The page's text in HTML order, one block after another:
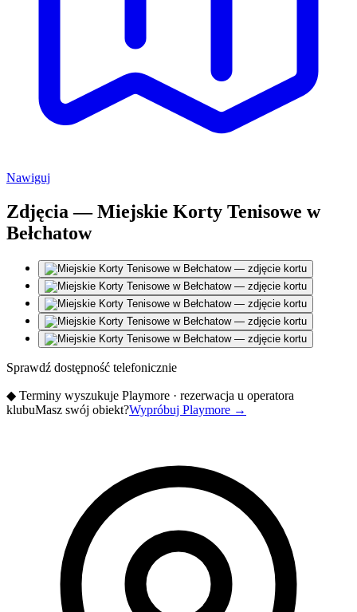
Nawiguj
Zdjęcia — Miejskie Korty Tenisowe w
Bełchatow
Sprawdź dostępność telefonicznie
◆ Terminy wyszukuje Playmore · rezerwacja u operatora
klubuMasz swój obiekt?Wypróbuj Playmore →